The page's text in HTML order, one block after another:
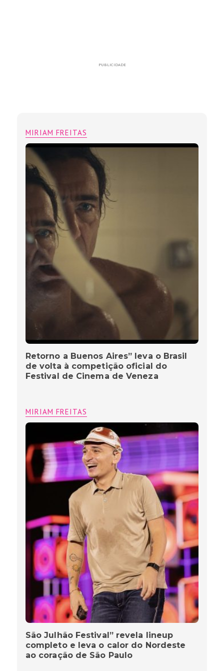
PUBLICIDADE
MIRIAM FREITAS
Retorno a Buenos Aires” leva o Brasil
de volta à competição oficial do
Festival de Cinema de Veneza
MIRIAM FREITAS
São Julhão Festival” revela lineup
completo e leva o calor do Nordeste
ao coração de São Paulo